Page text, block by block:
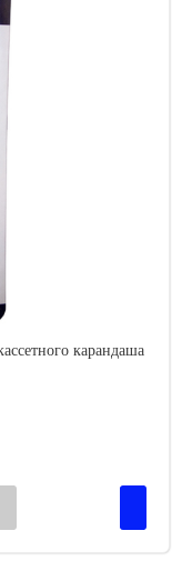
карандаша